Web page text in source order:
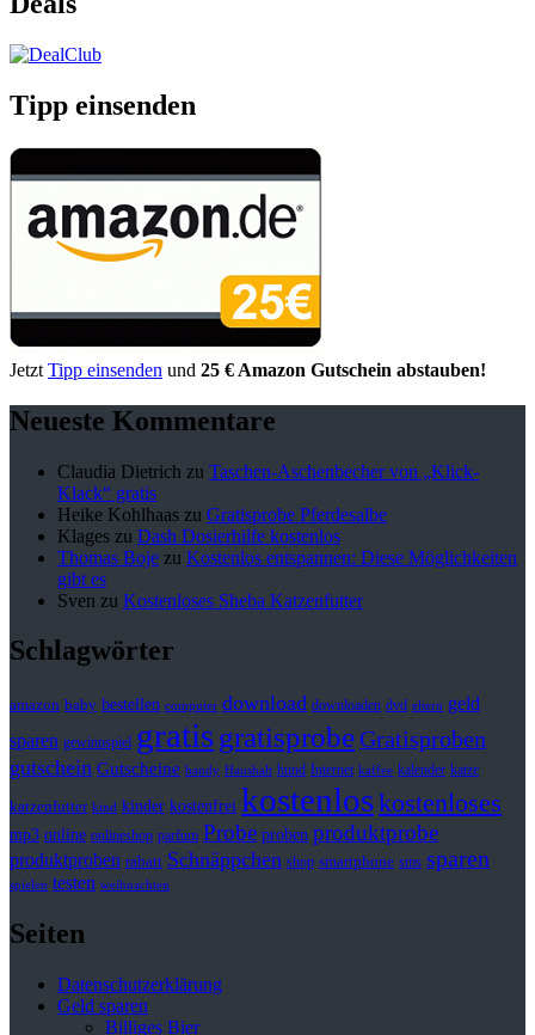
Tipp einsenden
Jetzt Tipp einsenden und 25 € Amazon Gutschein abstauben!
Neueste Kommentare
Claudia Dietrich zu Taschen-Aschenbecher von „Klick-
Klack“ gratis
Heike Kohlhaas zu Gratisprobe Pferdesalbe
Klages zu Dash Dosierhilfe kostenlos
Thomas Boje zu Kostenlos entspannen: Diese Möglichkeiten
gibt es
Sven zu Kostenloses Sheba Katzenfutter
Schlagwörter
amazon baby bestellen computer download downloaden dvd eltern geld
sparen gewinnspiel gratisgratisprobeGratisproben
gutschein Gutscheine handy Haushalt hund Internet kaffee kalender katze
katzenfutter kind kinder kostenfrei kostenloskostenloses
mp3 online onlineshop parfum Probe proben produktprobe
produktproben rabatt Schnäppchen shop smartphone sms sparen
spielen testen weihnachten
Seiten
Datenschutzerklärung
Geld sparen
Billiges Bier